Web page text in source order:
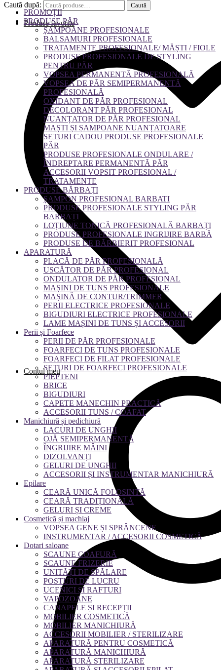
Caută după: Caută
Produse favorite
Contul meu
PROMOȚII
PRODUSE PĂR
ȘAMPOANE PROFESIONALE
BALSAMURI PROFESIONALE
TRATAMENTE PROFESIONALE/ MĂȘTI / FIOLE
PRODUSE PROFESIONALE DE STYLING
PENTRU PĂR
VOPSEA PERMANENTĂ PROFESIONALĂ
VOPSEA DE PĂR SEMIPERMANENTĂ
PROFESIONALĂ
OXIDANT DE PĂR PROFESIONAL
DECOLORANT PĂR PROFESIONAL
NUANȚATOR DE PĂR PROFESIONAL
MAȘTI ȘI ȘAMPOANE NUANȚATOARE
SETURI CADOU PRODUSE PROFESIONALE
PĂR
PRODUSE PROFESIONALE ONDULARE /
ÎNDREPTARE PERMANENTĂ PĂR
ACCESORII VOPSIT PROFESIONAL /
TRATAMENTE
PRODUSE BĂRBAȚI
ȘAMPON PROFESIONAL BARBATI
PRODUSE PROFESIONALE STYLING PĂR
BARBAȚI
LOȚIUNE TONICĂ PROFESIONALĂ BARBAȚI
PRODUSE PROFESIONALE INGRIJIRE BARBĂ
PRODUSE DE BĂRBIERIT PROFESIONAL
APARATURĂ
PLACĂ DE PĂR PROFESIONALĂ
USCĂTOR DE PĂR PROFESIONAL
ONDULATOR DE PĂR PROFESIONAL
MAȘINI DE TUNS PROFESIONALE
MAȘINĂ DE CONTUR/TRIMMER
PERII ELECTRICE PROFESIONALE
BIGUDIURI ELECTRICE PROFESIONALE
LAME MAȘINI DE TUNS ȘI ACCESORII
Perii și Foarfece
PERII DE PĂR PROFESIONALE
FOARFECI DE TUNS PROFESIONALE
FOARFECI DE FILAT PROFESIONALE
SETURI DE FOARFECI PROFESIONALE
PIEPTENI
BRICE
BIGUDIURI
CAPETE MANECHIN PRACTICĂ
ACCESORII TUNS / COAFAT
Manichiură și pedichiură
LACURI DE UNGHII
OJĂ SEMIPERMANENTĂ
ÎNGRIJIRE MÂINI
DIZOLVANȚI
GELURI DE UNGHII
ACCESORII ȘI INSTRUMENTAR MANICHIURĂ
Epilare
CEARĂ UNICĂ FOLOSINTĂ
CEARĂ TRADIȚIONALĂ
GELURI ȘI CREME
Cosmetică și machiaj
VOPSEA GENE ȘI SPRÂNCENE
INSTRUMENTAR / ACCESORII COSMETICĂ
Dotari saloane
SCAUNE COAFURĂ
SCAUNE FRIZERIE
UNITĂȚI DE SPĂLARE
POSTURI DE LUCRU
UCENICI ȘI RAFTURI
VAPOZOANE
CANAPELE ȘI RECEPȚII
MOBILIER COSMETICĂ
MOBILIER MANICHIURĂ
ACCESORII MOBILIER / STERILIZARE
APARATURĂ PENTRU COSMETICĂ
APARATURĂ MANICHIURĂ
APARATURĂ STERILIZARE